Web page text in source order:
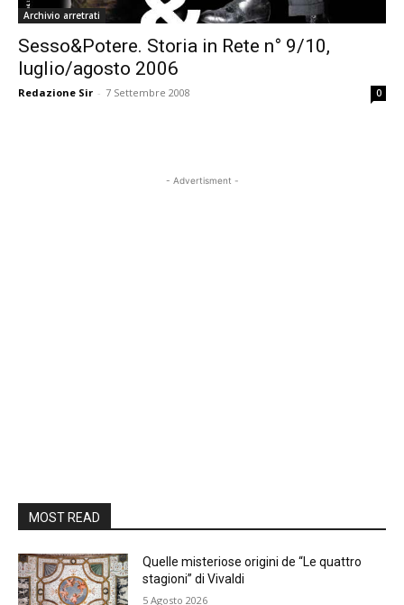
Archivio arretrati
Sesso&Potere. Storia in Rete n° 9/10,
luglio/agosto 2006
Redazione Sir - 7 Settembre 2008 0
- Advertisment -
MOST READ
Quelle misteriose origini de “Le quattro
stagioni” di Vivaldi
5 Agosto 2026